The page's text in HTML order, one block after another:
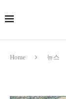
Home 뉴스